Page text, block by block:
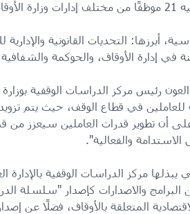
أبرزها: التحديات القانونية
في إدارة الأوقاف، والحوكمة
العون رئيس مركز الدراسات الوقفية
في قطاع الوقف، حيث يتم
أن تطوير قدرات العاملين سيعزز
الاستدامة والفعالية".
مركز الدراسات الوقفية
والاصدارات كإصدار "سلسلة
المتعلقة بالأوقاف، فضلًا